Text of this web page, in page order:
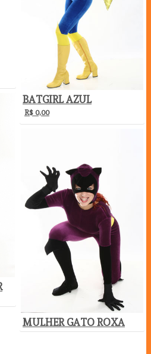
BATGIRL AZUL
R$ 0,00
MULHER GATO ROXA